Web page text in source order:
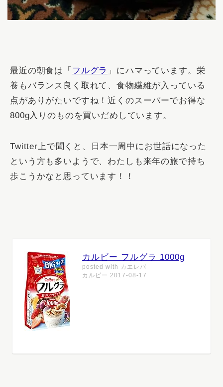
最近の朝食は「 フルグラ 」にハマっています。栄
養もバランス良く取れて、食物繊維が入っている
点がありがたいですね！近くのスーパーでお得な
800g入りのものを買いだめしています。
Twitter上で聞くと、日本一周中にお世話になった
という方も多いようで、わたしも来年の旅で持ち
歩こうかなと思っています！！
カルビー フルグラ 1000g
posted with カエレバ
カルビー 2017-08-17